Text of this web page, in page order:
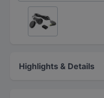
Highlights & Details